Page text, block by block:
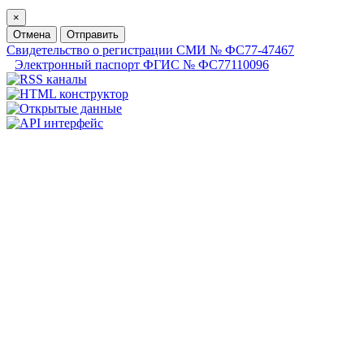
×
Отмена
Отправить
Свидетельство о регистрации СМИ № ФС77-47467
Электронный паспорт ФГИС № ФС77110096